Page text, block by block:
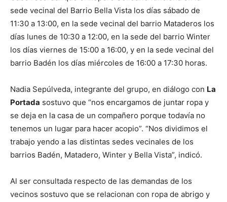
sede vecinal del Barrio Bella Vista los días sábado de
11:30 a 13:00, en la sede vecinal del barrio Mataderos los
días lunes de 10:30 a 12:00, en la sede del barrio Winter
los días viernes de 15:00 a 16:00, y en la sede vecinal del
barrio Badén los días miércoles de 16:00 a 17:30 horas.
Nadia Sepúlveda, integrante del grupo, en diálogo con La
Portada sostuvo que “nos encargamos de juntar ropa y
se deja en la casa de un compañero porque todavía no
tenemos un lugar para hacer acopio”. “Nos dividimos el
trabajo yendo a las distintas sedes vecinales de los
barrios Badén, Matadero, Winter y Bella Vista”, indicó.
Al ser consultada respecto de las demandas de los
vecinos sostuvo que se relacionan con ropa de abrigo y